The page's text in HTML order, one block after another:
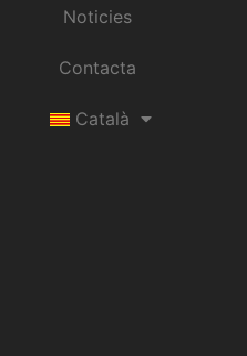
Noticies
Contacta
Català